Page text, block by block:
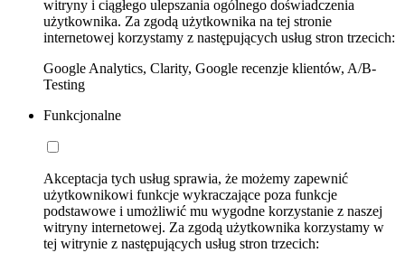
witryny i ciągłego ulepszania ogólnego doświadczenia
użytkownika. Za zgodą użytkownika na tej stronie
internetowej korzystamy z następujących usług stron trzecich:
Google Analytics, Clarity, Google recenzje klientów, A/B-
Testing
Funkcjonalne
Akceptacja tych usług sprawia, że możemy zapewnić
użytkownikowi funkcje wykraczające poza funkcje
podstawowe i umożliwić mu wygodne korzystanie z naszej
witryny internetowej. Za zgodą użytkownika korzystamy w
tej witrynie z następujących usług stron trzecich: